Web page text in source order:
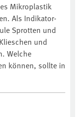
Mikroplastik
Als Indikator-
Sprotten und
und
Welche
können, sollte in